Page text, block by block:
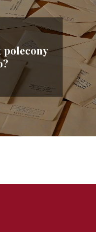
polecony